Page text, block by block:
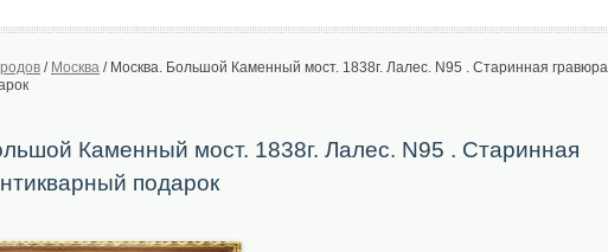
/ Москва / Москва. Большой Каменный мост. 1838г. Лалес. N95 . Старинная гравюра,
Каменный мост. 1838г. Лалес. N95 . Старинная
подарок